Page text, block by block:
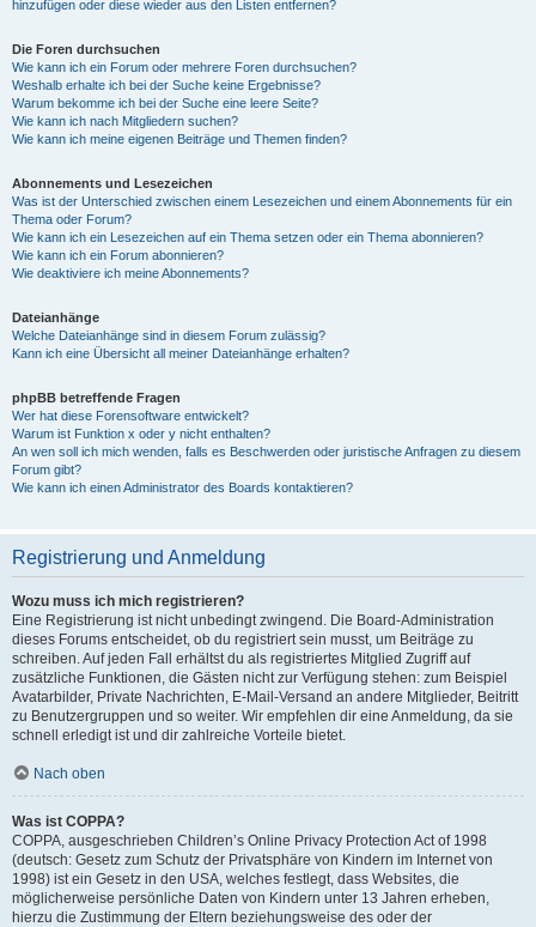
hinzufügen oder diese wieder aus den Listen entfernen?
Die Foren durchsuchen
Wie kann ich ein Forum oder mehrere Foren durchsuchen?
Weshalb erhalte ich bei der Suche keine Ergebnisse?
Warum bekomme ich bei der Suche eine leere Seite?
Wie kann ich nach Mitgliedern suchen?
Wie kann ich meine eigenen Beiträge und Themen finden?
Abonnements und Lesezeichen
Was ist der Unterschied zwischen einem Lesezeichen und einem Abonnements für ein
Thema oder Forum?
Wie kann ich ein Lesezeichen auf ein Thema setzen oder ein Thema abonnieren?
Wie kann ich ein Forum abonnieren?
Wie deaktiviere ich meine Abonnements?
Dateianhänge
Welche Dateianhänge sind in diesem Forum zulässig?
Kann ich eine Übersicht all meiner Dateianhänge erhalten?
phpBB betreffende Fragen
Wer hat diese Forensoftware entwickelt?
Warum ist Funktion x oder y nicht enthalten?
An wen soll ich mich wenden, falls es Beschwerden oder juristische Anfragen zu diesem
Forum gibt?
Wie kann ich einen Administrator des Boards kontaktieren?
Registrierung und Anmeldung
Wozu muss ich mich registrieren?
Eine Registrierung ist nicht unbedingt zwingend. Die Board-Administration
dieses Forums entscheidet, ob du registriert sein musst, um Beiträge zu
schreiben. Auf jeden Fall erhältst du als registriertes Mitglied Zugriff auf
zusätzliche Funktionen, die Gästen nicht zur Verfügung stehen: zum Beispiel
Avatarbilder, Private Nachrichten, E-Mail-Versand an andere Mitglieder, Beitritt
zu Benutzergruppen und so weiter. Wir empfehlen dir eine Anmeldung, da sie
schnell erledigt ist und dir zahlreiche Vorteile bietet.
Nach oben
Was ist COPPA?
COPPA, ausgeschrieben Children’s Online Privacy Protection Act of 1998
(deutsch: Gesetz zum Schutz der Privatsphäre von Kindern im Internet von
1998) ist ein Gesetz in den USA, welches festlegt, dass Websites, die
möglicherweise persönliche Daten von Kindern unter 13 Jahren erheben,
hierzu die Zustimmung der Eltern beziehungsweise des oder der